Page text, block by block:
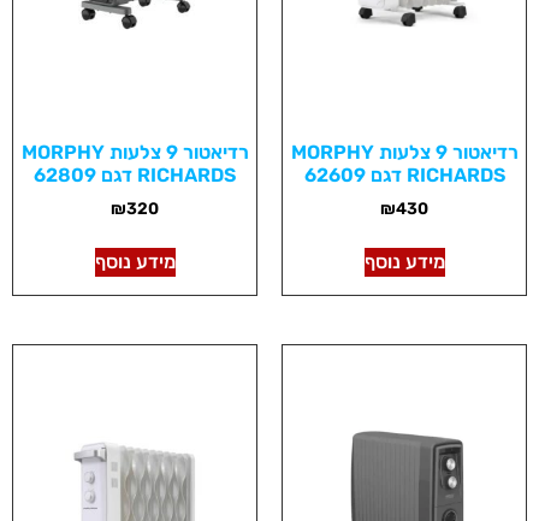
רדיאטור 9 צלעות MORPHY
RICHARDS דגם 62609
₪430
מידע נוסף
רדיאטור 9 צלעות MORPHY
RICHARDS דגם 62809
₪320
מידע נוסף